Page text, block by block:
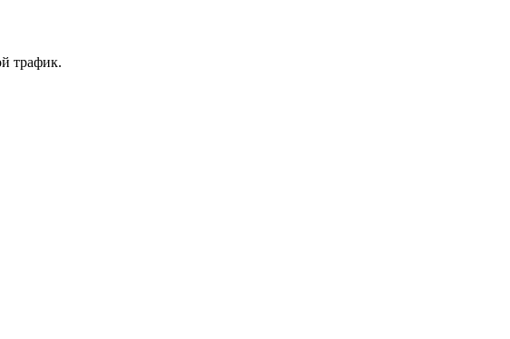
трафик.